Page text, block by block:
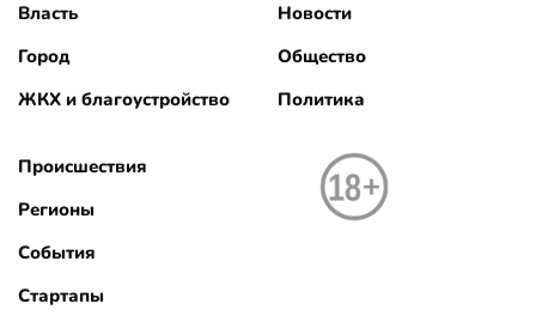
Власть
Город
ЖКХ и благоустройство
Новости
Общество
Политика
Происшествия
Регионы
События
Стартапы